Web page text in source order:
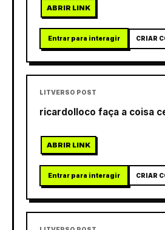
ABRIR LINK
Entrar para interagir CRIAR
LITVERSO POST
ricardolloco faça a coisa
ABRIR LINK
Entrar para interagir CRIAR